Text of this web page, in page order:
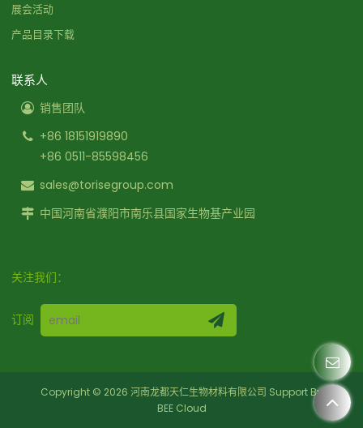
展会活动
产品目录下载
联系人
销售团队
+86 18151919890
+86 0511-85598456
sales@torisegroup.com
中国河南省濮阳市南乐县国家生物基产业园
关注我们：
订阅
Copyright © 2026 河南龙都天仁生物材料有限公司 Support By
BEE Cloud